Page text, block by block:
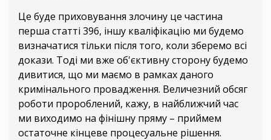
Це буде приховування злочину це частина
перша статті 396, іншу кваліфікацію ми будемо
визначатися тільки після того, коли зберемо всі
докази. Тоді ми вже об'єктивну сторону будемо
дивитися, що ми маємо в рамках даного
кримінального провадження. Величезний обсяг
роботи пророблений, кажу, в найближчий час
ми виходимо на фінішну пряму – приймем
остаточне кінцеве процесуальне рішення.